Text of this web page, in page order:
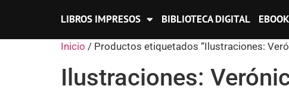
LIBROS IMPRESOS BIBLIOTECA DIGITAL
Inicio / Productos etiquetados “Ilustraciones:
Ilustraciones: